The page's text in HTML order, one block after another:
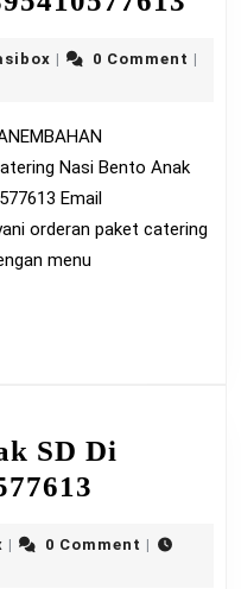
knasibox0 Comment
Nasi Bento Anak
Email
orderan paket catering
menu
SD Di
Anak
knasibox0 Comment